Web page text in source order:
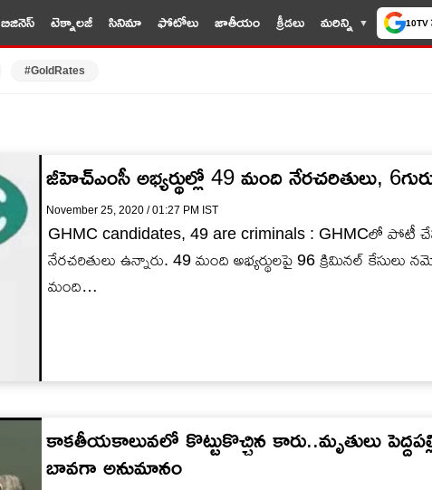
బిజినెస్ టెక్నాలజీ సినిమా ఫోటోలు జాతీయం క్రీడలు మరిన్ని 10TV
#GoldRates
జీహెచ్ఎంసీ అభ్యర్థుల్లో 49 మంది నేరచరితులు,
November 25, 2020 / 01:27 PM IST
GHMC candidates, 49 are criminals : GHMCలో పోటీ
నేరచరితులు ఉన్నారు. 49 మంది అభ్యర్థులపై 96 క్రిమినల్‌
మంది…
కాకతీయకాలువలో కొట్టుకొచ్చిన కారు..మృతులు
బావగా అనుమానం